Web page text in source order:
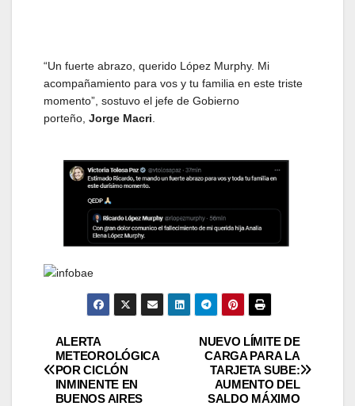
“Un fuerte abrazo, querido López Murphy. Mi
acompañamiento para vos y tu familia en este triste
momento”, sostuvo el jefe de Gobierno
porteño, Jorge Macri
Navegación
de
NUEVO LÍMITE DE
CARGA PARA LA
TARJETA SUBE:
AUMENTO DEL
SALDO MÁXIMO
ALERTA
METEOROLÓGICA
POR CICLÓN
INMINENTE EN
BUENOS AIRES